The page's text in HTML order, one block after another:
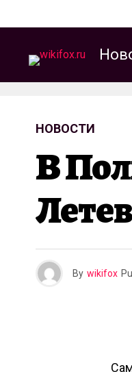
НОВОСТИ
В
By wikifox